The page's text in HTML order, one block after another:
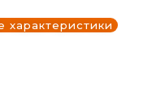
характеристики